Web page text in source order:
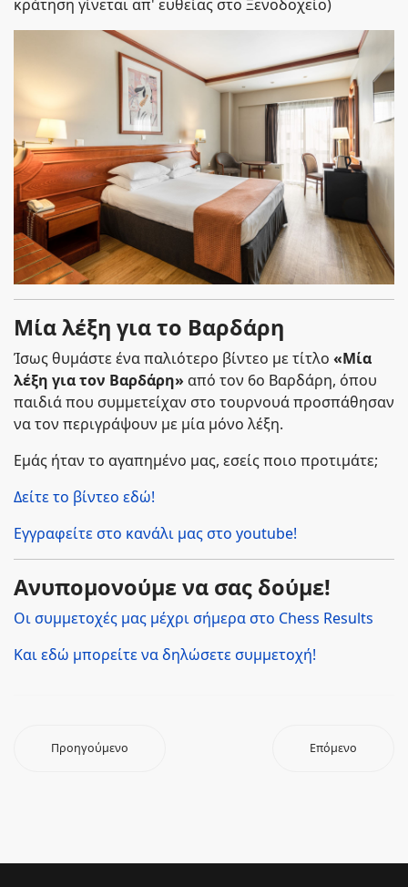
κράτηση γίνεται απ' ευθείας στο Ξενοδοχείο)
Μία λέξη για το Βαρδάρη
Ίσως θυμάστε ένα παλιότερο βίντεο με τίτλο «Μία
λέξη για τον Βαρδάρη» από τον 6ο Βαρδάρη, όπου
παιδιά που συμμετείχαν στο τουρνουά προσπάθησαν
να τον περιγράψουν με μία μόνο λέξη.
Εμάς ήταν το αγαπημένο μας, εσείς ποιο προτιμάτε;
Δείτε το βίντεο εδώ!
Εγγραφείτε στο κανάλι μας στο youtube!
Ανυπομονούμε να σας δούμε!
Οι συμμετοχές μας μέχρι σήμερα στo Chess Results
Και εδώ μπορείτε να δηλώσετε συμμετοχή!
Προηγούμενο Επόμενο